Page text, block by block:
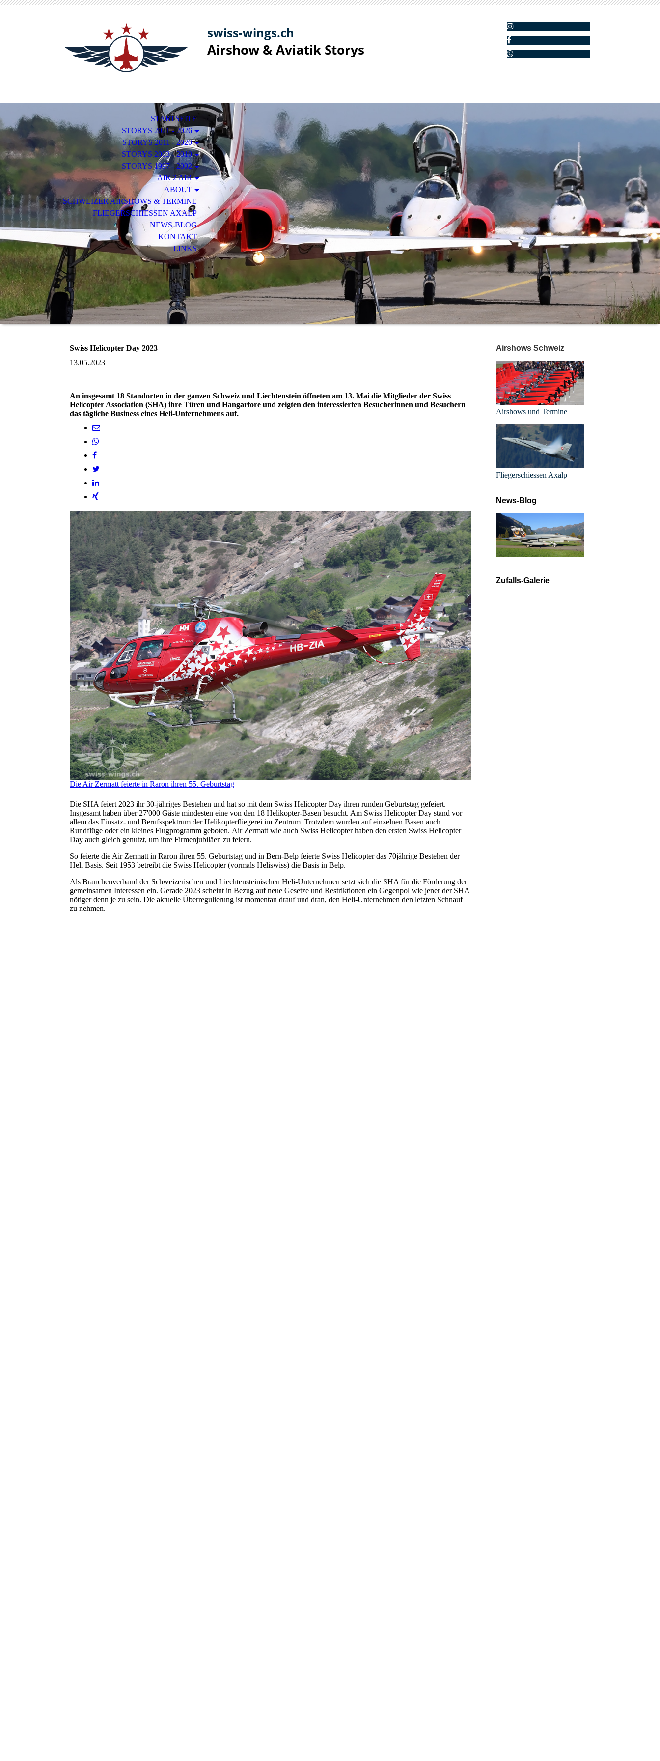
swiss-wings.ch
Airshow & Aviatik Storys
STARTSEITE
STORYS 2021 - 2026
STORYS 2011 - 2020
STORYS 2003 - 2010
STORYS 1997 - 2002
AIR 2 AIR
ABOUT
SCHWEIZER AIRSHOWS & TERMINE
FLIEGERSCHIESSEN AXALP
NEWS-BLOG
KONTAKT
LINKS
Swiss Helicopter Day 2023
13.05.2023
An insgesamt 18 Standorten in der ganzen Schweiz und Liechtenstein öffneten am 13. Mai die Mitglieder der Swiss
Helicopter Association (SHA) ihre Türen und Hangartore und zeigten den interessierten Besucherinnen und Besuchern
das tägliche Business eines Heli-Unternehmens auf.
Die Air Zermatt feierte in Raron ihren 55. Geburtstag
Die SHA feiert 2023 ihr 30-jähriges Bestehen und hat so mit dem Swiss Helicopter Day ihren runden Geburtstag gefeiert.
Insgesamt haben über 27'000 Gäste mindesten eine von den 18 Helikopter-Basen besucht. Am Swiss Helicopter Day stand vor
allem das Einsatz- und Berufsspektrum der Helikopterfliegerei im Zentrum. Trotzdem wurden auf einzelnen Basen auch
Rundflüge oder ein kleines Flugprogramm geboten. Air Zermatt wie auch Swiss Helicopter haben den ersten Swiss Helicopter
Day auch gleich genutzt, um ihre Firmenjubiläen zu feiern.
So feierte die Air Zermatt in Raron ihren 55. Geburtstag und in Bern-Belp feierte Swiss Helicopter das 70jährige Bestehen der
Heli Basis. Seit 1953 betreibt die Swiss Helicopter (vormals Heliswiss) die Basis in Belp.
Als Branchenverband der Schweizerischen und Liechtensteinischen Heli-Unternehmen setzt sich die SHA für die Förderung der
gemeinsamen Interessen ein. Gerade 2023 scheint in Bezug auf neue Gesetze und Restriktionen ein Gegenpol wie jener der SHA
nötiger denn je zu sein. Die aktuelle Überregulierung ist momentan drauf und dran, den Heli-Unternehmen den letzten Schnauf
zu nehmen.
Airshows Schweiz
Airshows und Termine
Fliegerschiessen Axalp
News-Blog
Zufalls-Galerie